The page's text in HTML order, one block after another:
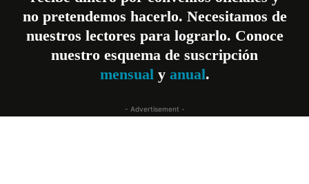
no pretendemos hacerlo. Necesitamos de
nuestros lectores para lograrlo. Conoce
nuestro esquema de suscripción
mensualy anual.
- Advertisement -